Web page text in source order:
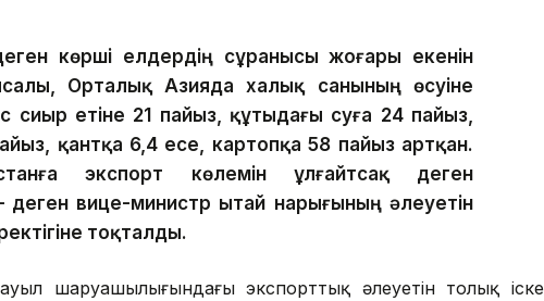
көрші елдердің сұранысы жоғары екенін
Орталық Азияда халық санының өсуіне
сиыр етіне 21 пайыз, құтыдағы суға 24 пайыз,
қантқа 6,4 есе, картопқа 58 пайыз артқан.
экспорт көлемін ұлғайтсақ деген
вице-министр Қытай нарығының әлеуетін
тоқталды.
шаруашылығындағы экспорттық әлеуетін толық іске